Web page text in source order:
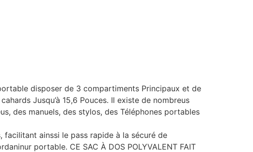
disposer de 3 compartiments Principaux et de
Jusqu’à 15,6 Pouces. Il existe de nombreus
des manuels, des stylos, des Téléphones portables
facilitant ainssi le pass rapide à la sécuré de
portable. CE SAC À DOS POLYVALENT FAIT